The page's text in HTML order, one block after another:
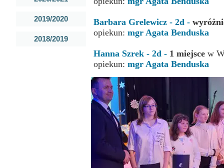
Barbara Grelewicz - 2d -
opiekun: mgr Agata Benduska
Hanna Szrek - 2d - 1 miejsce w
opiekun: mgr Agata Benduska
2018/2019
2019/2020